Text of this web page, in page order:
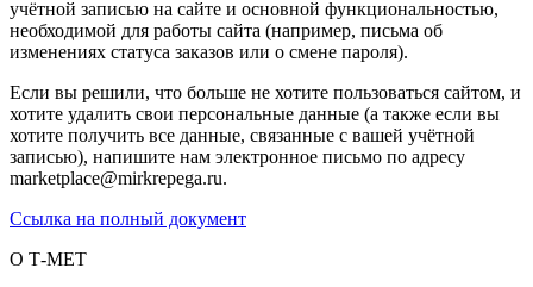
учётной записью на сайте и основной функциональностью,
необходимой для работы сайта (например, письма об
изменениях статуса заказов или о смене пароля).
Если вы решили, что больше не хотите пользоваться сайтом, и
хотите удалить свои персональные данные (а также если вы
хотите получить все данные, связанные с вашей учётной
записью), напишите нам электронное письмо по адресу
marketplace@mirkrepega.ru.
Ссылка на полный документ
О Т-МЕТ